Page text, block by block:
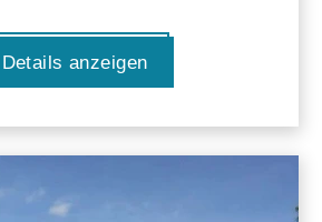
Details anzeigen